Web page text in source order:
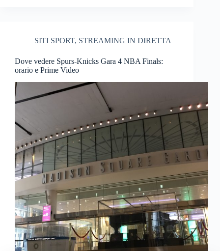
SITI SPORT, STREAMING IN DIRETTA
Dove vedere Spurs-Knicks Gara 4 NBA Finals:
orario e Prime Video